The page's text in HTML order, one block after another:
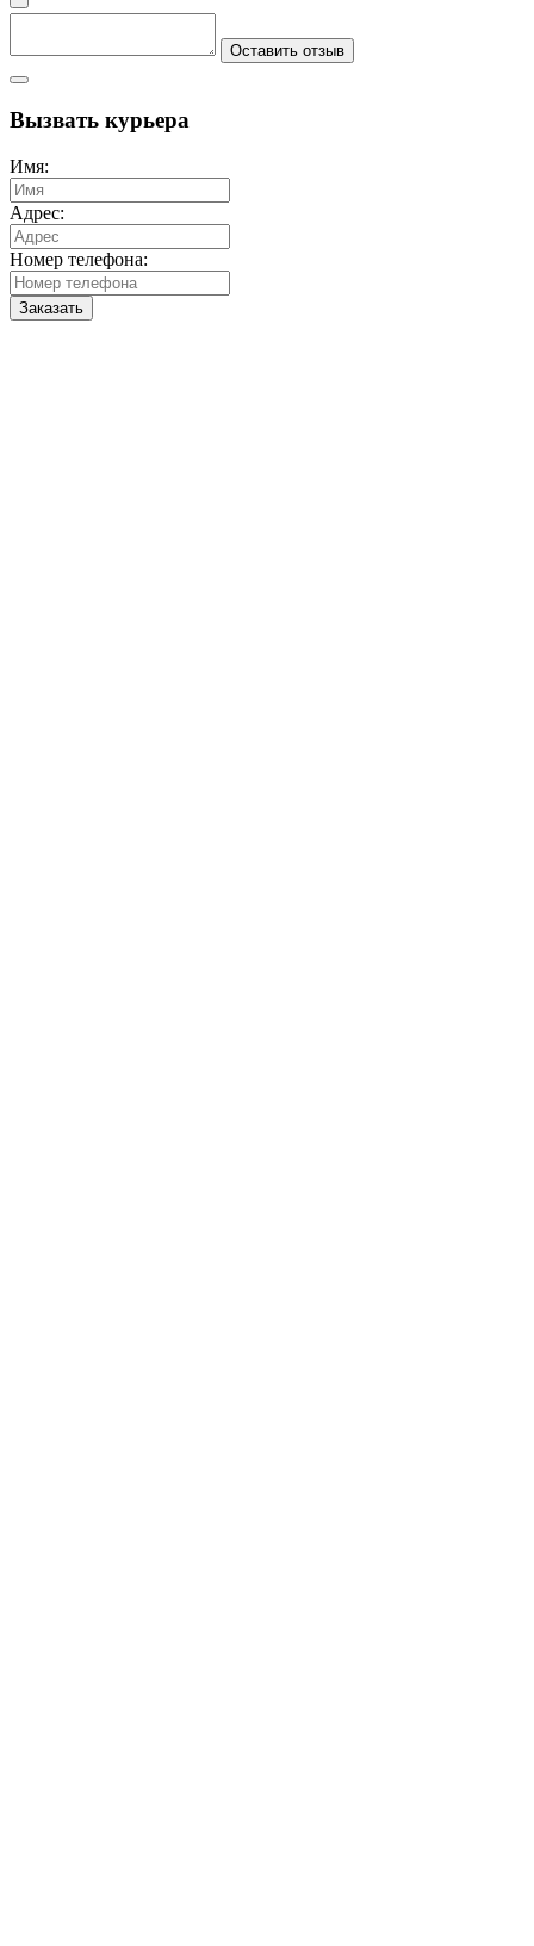
Оставить отзыв
Вызвать курьера
Имя:
Адрес:
Номер телефона:
Заказать